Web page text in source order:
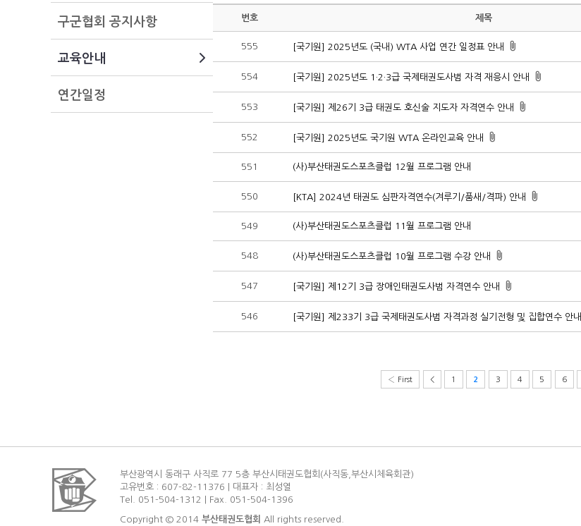
구군협회 공지사항
교육안내
연간일정
번호 제목
555 [국기원] 2025년도 (국내) WTA 사업 연간 일정표 안내
554 [국기원] 2025년도 1·2·3급 국제태권도사범 자격 재응시 안내
553 [국기원] 제26기 3급 태권도 호신술 지도자 자격연수 안내
552 [국기원] 2025년도 국기원 WTA 온라인교육 안내
551 (사)부산태권도스포츠클럽 12월 프로그램 안내
550 [KTA] 2024년 태권도 심판자격연수(겨루기/품새/격파) 안내
549 (사)부산태권도스포츠클럽 11월 프로그램 안내
548 (사)부산태권도스포츠클럽 10월 프로그램 수강 안내
547 [국기원] 제12기 3급 장애인태권도사범 자격연수 안내
546 [국기원] 제233기 3급 국제태권도사범 자격과정 실기전형 및 집합연수 안내
‹ First < 1 2 3 4 5 6
부산광역시 동래구 사직로 77 5층 부산시태권도협회(사직동,부산시체육회관)
고유번호 : 607-82-11376 | 대표자 : 최성열
Tel. 051-504-1312 | Fax. 051-504-1396
Copyright © 2014 부산태권도협회 All rights reserved.